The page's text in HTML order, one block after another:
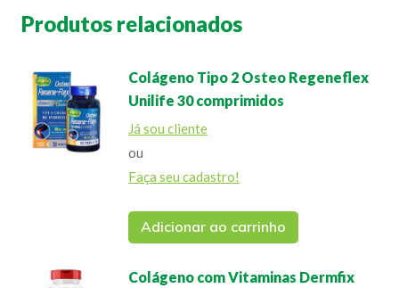
Produtos relacionados
Colágeno Tipo 2 Osteo Regeneflex
Unilife 30 comprimidos
Já sou cliente
ou
Faça seu cadastro!
Adicionar ao carrinho
Colágeno com Vitaminas Dermfix